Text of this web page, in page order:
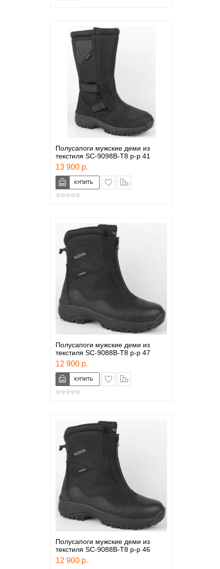
Полусапоги мужские деми из
текстиля SC-9098B-T8 р-р 41
13 900 р.
в закладки
Полусапоги мужские деми из
текстиля SC-9088B-T8 р-р 47
12 900 р.
в закладки
Полусапоги мужские деми из
текстиля SC-9088B-T8 р-р 46
12 900 р.